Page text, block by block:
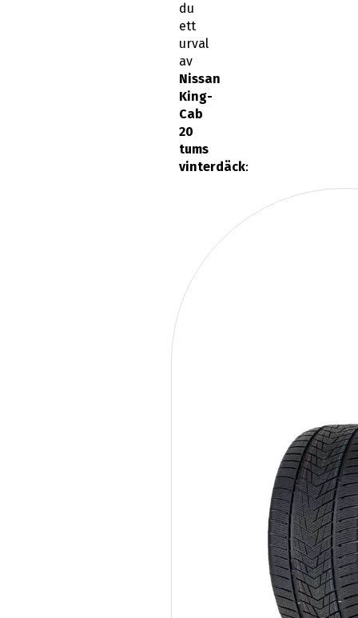
du
ett
urval
av
Nissan
King-
Cab
20
tums
vinterdäck: